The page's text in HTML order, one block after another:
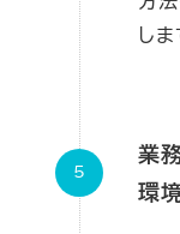
しま
業
環